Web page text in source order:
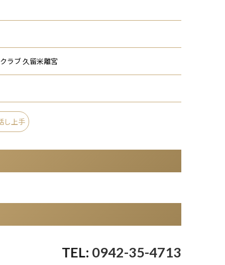
ラブ 久留米離宮
し上手
0942-35-4713